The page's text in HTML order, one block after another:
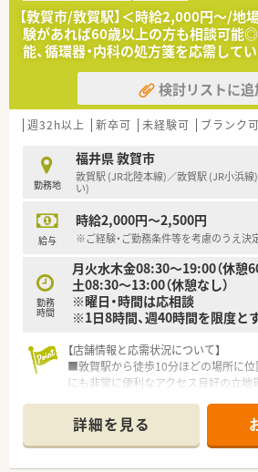
■西敦賀駅から車で7分ほどの場所に
日も開局している地域密着型の調剤薬
【法人特徴について】
■敦賀市内に3店舗を展開しており、
相談などを行っている40代の薬剤師で
■漢方薬それぞれの特徴や働きを理解
切にしており、深い知識を学べる法人
て相談対応に時間をかける方針を持っ
【こんな方にオススメ】
識を基礎からしっかりと学びたい方に
■日々の処方箋枚数が多く、面対応で
■最新の調剤機器や監査システムが整
ーズに業務を行いたい方におすすめの
【敦賀市/敦賀駅】＜時給2,000円～/
験があれば60歳以上の方も相談可能
能、循環器・内科の処方箋を応需して
検討リストに追
週32h以上 新卒可 未経験可 ブランク可
勤務地
福井県 敦賀市
敦賀駅 (JR北陸本線)／敦賀駅 (JR小浜
い)
給与
時給2,000円～2,500円
※ご経験・ご勤務条件等を考慮のうえ決
勤務
時間
月火水木金08:30～19:00（休憩
土08:30～13:00（休憩なし）
※曜日・時間は応相談
※1日8時間、週40時間を限度と
【店舗情報と応需状況について】
■敦賀駅から徒歩10分ほどの場所に位
にも非常に便利なアクセス良好の立地
日あたり60枚から70枚ほど応需して
■外来の調剤業務に加えて居宅や施設
りと対応しており、地域に密着した医
詳細を見る